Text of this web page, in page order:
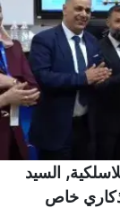
السيد
خاص